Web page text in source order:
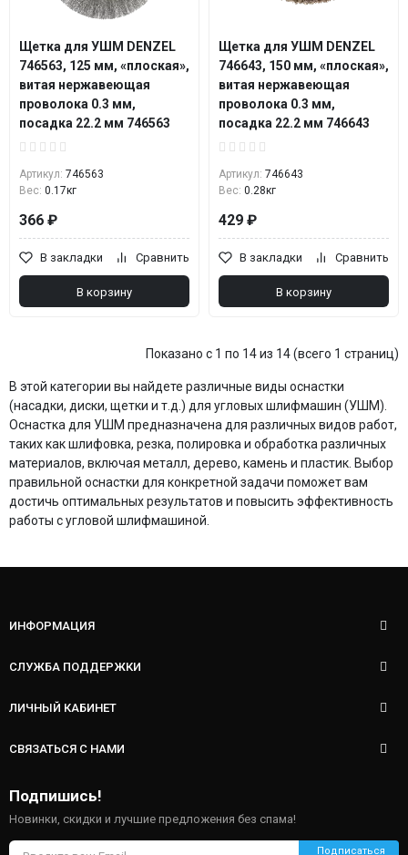
Щетка для УШМ DENZEL
746563, 125 мм, «плоская»,
витая нержавеющая
проволока 0.3 мм,
посадка 22.2 мм 746563
Артикул: 746563
Вес: 0.17кг
366 ₽
В закладки Сравнить
В корзину
Щетка для УШМ DENZEL
746643, 150 мм, «плоская»,
витая нержавеющая
проволока 0.3 мм,
посадка 22.2 мм 746643
Артикул: 746643
Вес: 0.28кг
429 ₽
В закладки Сравнить
В корзину
Показано с 1 по 14 из 14 (всего 1 страниц)
В этой категории вы найдете различные виды оснастки
(насадки, диски, щетки и т.д.) для угловых шлифмашин (УШМ).
Оснастка для УШМ предназначена для различных видов работ,
таких как шлифовка, резка, полировка и обработка различных
материалов, включая металл, дерево, камень и пластик. Выбор
правильной оснастки для конкретной задачи поможет вам
достичь оптимальных результатов и повысить эффективность
работы с угловой шлифмашиной.
ИНФОРМАЦИЯ
СЛУЖБА ПОДДЕРЖКИ
ЛИЧНЫЙ КАБИНЕТ
СВЯЗАТЬСЯ С НАМИ
Подпишись!
Новинки, скидки и лучшие предложения без спама!